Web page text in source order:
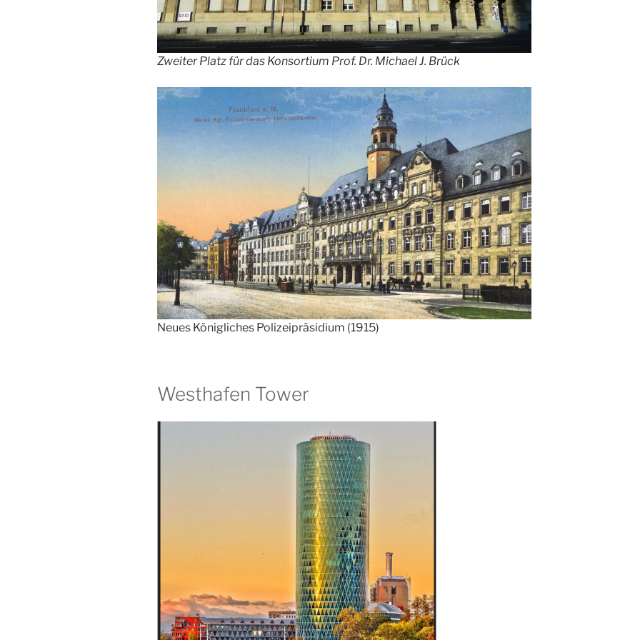
Zweiter Platz für das Konsortium Prof. Dr. Michael J. Brück
Neues Königliches Polizeipräsidium (1915)
Westhafen Tower